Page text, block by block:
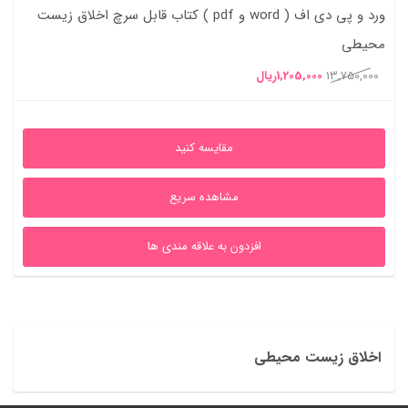
ورد و پی دی اف ( word و pdf ) کتاب قابل سرچ اخلاق زیست
محیطی
13,750,000 قیمت
13,750,000ریال
1,205,000ریال
1,205,000ریال
مقایسه کنید
مشاهده سریع
افزدون به علاقه مندی ها
اخلاق زیست محیطی